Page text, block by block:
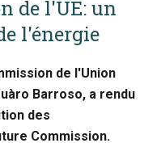
de l'UE: un
l'énergie
de l'Union
Barroso, a rendu
des
Commission.